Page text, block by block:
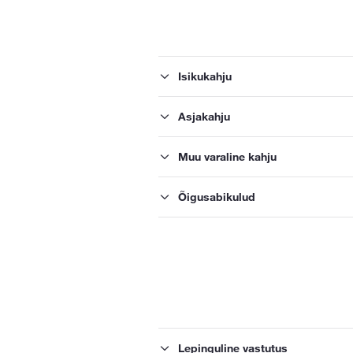
Isikukahju
Asjakahju
Muu varaline kahju
Õigusabikulud
Lepinguline vastutus